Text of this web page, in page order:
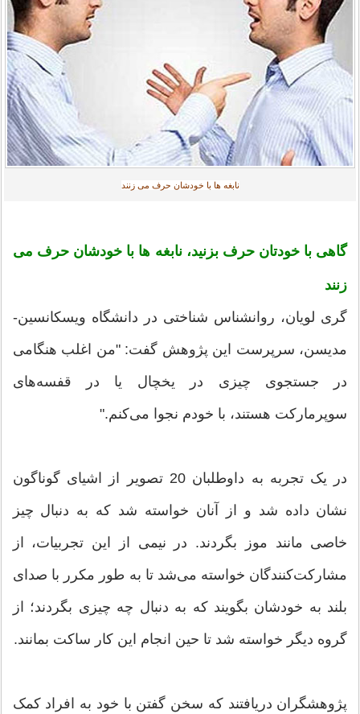
نابغه ها با خودشان حرف می زنند
گاهی با خودتان حرف بزنید، نابغه ها با خودشان حرف می
زنند
گری لویان، روانشناس شناختی در دانشگاه ویسکانسین-
مدیسن، سرپرست این پژوهش گفت: "من اغلب هنگامی
در جستجوی چیزی در یخچال یا در قفسه‌های
سوپرمارکت هستند، با خودم نجوا می‌کنم."
در یک تجربه به داوطلبان 20 تصویر از اشیای گوناگون
نشان داده شد و از آنان خواسته شد که به دنبال چیز
خاصی مانند موز بگردند. در نیمی از این تجربیات، از
مشارکت‌کنندگان خواسته می‌شد تا به طور مکرر با صدای
بلند به خودشان بگویند که به دنبال چه چیزی بگردند؛ از
گروه دیگر خواسته شد تا حین انجام این کار ساکت بمانند.
پژوهشگران دریافتند که سخن گفتن با خود به افراد کمک